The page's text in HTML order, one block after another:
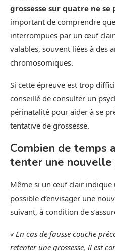
grossesse sur quatre ne se
important de comprendre
interrompues par un œuf
valables, souvent liées à des
chromosomiques.
Si cette épreuve est trop
conseillé de consulter un
périnatalité pour aider à se
tentative de grossesse.
Combien de temps
tenter une nouvelle
Même si un œuf clair indique
possible d’envisager une
suivant, à condition de
« En cas de fausse couche
retenter une grossesse, il est